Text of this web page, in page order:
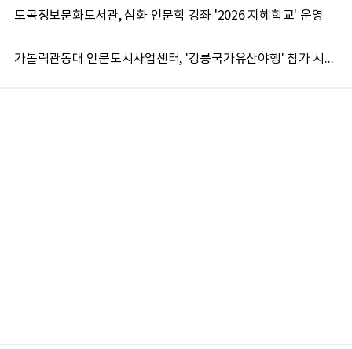
도곡정보문화도서관, 심화 인문학 강좌 '2026 지혜학교' 운영
가톨릭관동대 인문도시사업센터, '강릉국가유산야행' 참가 시민 15명 모집